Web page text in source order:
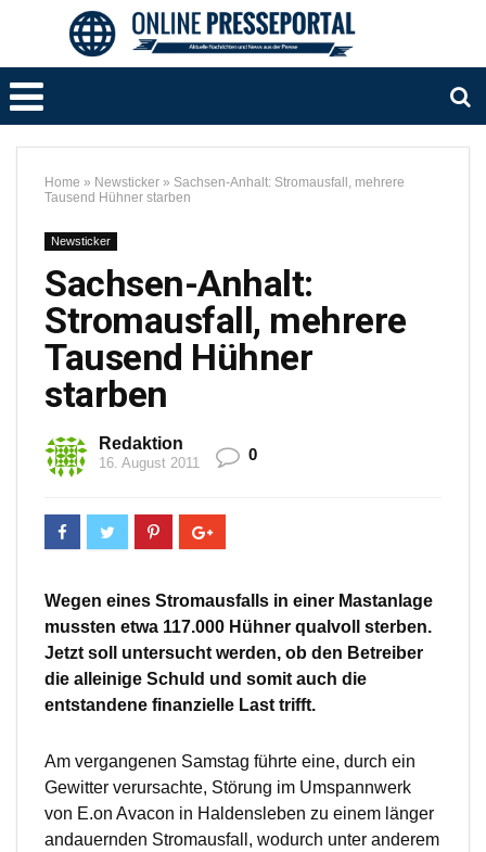
Home » Newsticker » Sachsen-Anhalt: Stromausfall, mehrere
Tausend Hühner starben
Newsticker
Sachsen-Anhalt:
Stromausfall, mehrere
Tausend Hühner
starben
Redaktion
16. August 2011 0
Wegen eines Stromausfalls in einer Mastanlage
mussten etwa 117.000 Hühner qualvoll sterben.
Jetzt soll untersucht werden, ob den Betreiber
die alleinige Schuld und somit auch die
entstandene finanzielle Last trifft.
Am vergangenen Samstag führte eine, durch ein
Gewitter verursachte, Störung im Umspannwerk
von E.on Avacon in Haldensleben zu einem länger
andauernden Stromausfall, wodurch unter anderem